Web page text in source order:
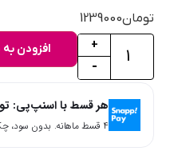
تومان1239000
-
+ افزودن
هر قسط با اسنپ‌پی:
۴ قسط ماهانه. بدون سود، چک و ضامن.